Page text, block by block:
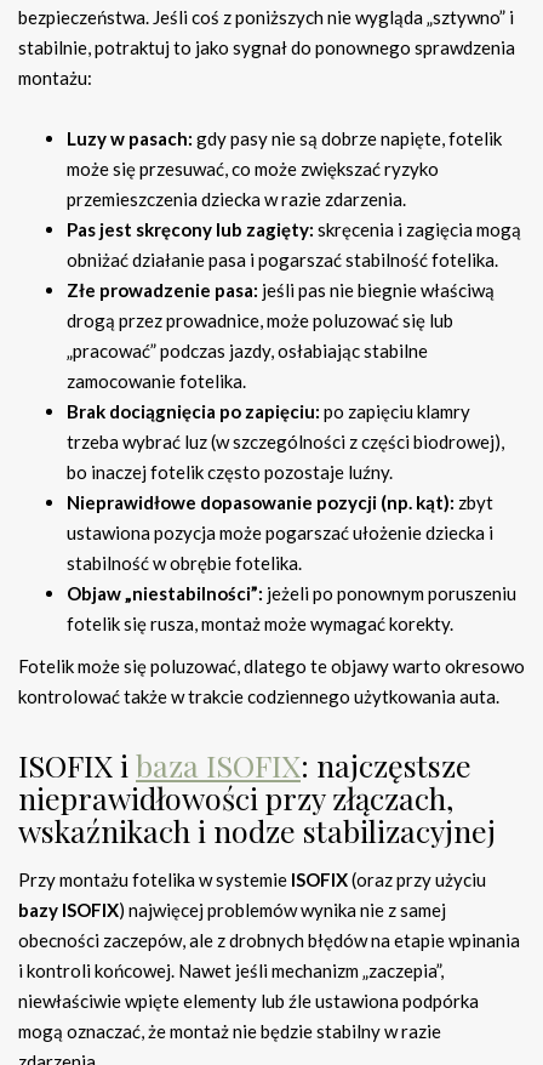
bezpieczeństwa. Jeśli coś z poniższych nie wygląda „sztywno” i
stabilnie, potraktuj to jako sygnał do ponownego sprawdzenia
montażu:
Luzy w pasach: gdy pasy nie są dobrze napięte, fotelik
może się przesuwać, co może zwiększać ryzyko
przemieszczenia dziecka w razie zdarzenia.
Pas jest skręcony lub zagięty: skręcenia i zagięcia mogą
obniżać działanie pasa i pogarszać stabilność fotelika.
Złe prowadzenie pasa: jeśli pas nie biegnie właściwą
drogą przez prowadnice, może poluzować się lub
„pracować” podczas jazdy, osłabiając stabilne
zamocowanie fotelika.
Brak dociągnięcia po zapięciu: po zapięciu klamry
trzeba wybrać luz (w szczególności z części biodrowej),
bo inaczej fotelik często pozostaje luźny.
Nieprawidłowe dopasowanie pozycji (np. kąt): zbyt
ustawiona pozycja może pogarszać ułożenie dziecka i
stabilność w obrębie fotelika.
Objaw „niestabilności”: jeżeli po ponownym poruszeniu
fotelik się rusza, montaż może wymagać korekty.
Fotelik może się poluzować, dlatego te objawy warto okresowo
kontrolować także w trakcie codziennego użytkowania auta.
ISOFIX i baza ISOFIX: najczęstsze
nieprawidłowości przy złączach,
wskaźnikach i nodze stabilizacyjnej
Przy montażu fotelika w systemie ISOFIX(oraz przy użyciu
bazy ISOFIX) najwięcej problemów wynika nie z samej
obecności zaczepów, ale z drobnych błędów na etapie wpinania
i kontroli końcowej. Nawet jeśli mechanizm „zaczepia”,
niewłaściwie wpięte elementy lub źle ustawiona podpórka
mogą oznaczać, że montaż nie będzie stabilny w razie